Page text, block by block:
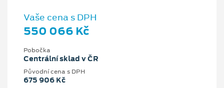
Vaše cena s DPH
550 066 Kč
Pobočka
Centrální sklad v ČR
Původní cena s DPH
675 906 Kč